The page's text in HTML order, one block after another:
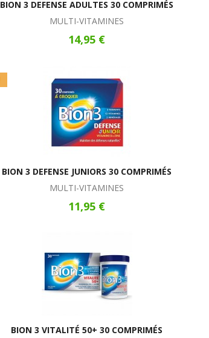
BION 3 DEFENSE ADULTES 30 COMPRIMÉS
MULTI-VITAMINES
14,95 €
BION 3 DEFENSE JUNIORS 30 COMPRIMÉS
MULTI-VITAMINES
11,95 €
BION 3 VITALITÉ 50+ 30 COMPRIMÉS